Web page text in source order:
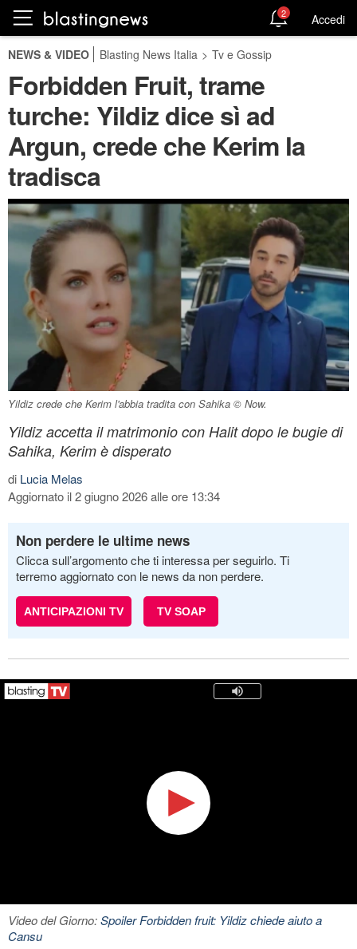
2 Accedi
NEWS & VIDEO Blasting News Italia > Tv e Gossip
Forbidden Fruit, trame
turche: Yildiz dice sì ad
Argun, crede che Kerim la
tradisca
Yildiz crede che Kerim l'abbia tradita con Sahika © Now.
Yildiz accetta il matrimonio con Halit dopo le bugie di
Sahika, Kerim è disperato
di Lucia Melas
Aggiornato il 2 giugno 2026 alle ore 13:34
Non perdere le ultime news
Clicca sull’argomento che ti interessa per seguirlo. Ti
terremo aggiornato con le news da non perdere.
ANTICIPAZIONI TV TV SOAP
Video del Giorno:Spoiler Forbidden fruit: Yildiz chiede aiuto a
Cansu